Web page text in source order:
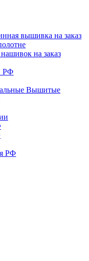
вышивка на заказ
на заказ
РФ
Вышитые
РФ